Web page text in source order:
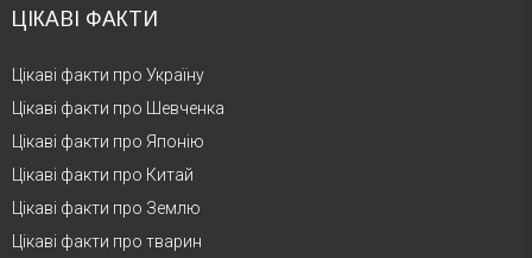
ЦІКАВІ ФАКТИ
Цікаві факти про Україну
Цікаві факти про Шевченка
Цікаві факти про Японію
Цікаві факти про Китай
Цікаві факти про Землю
Цікаві факти про тварин